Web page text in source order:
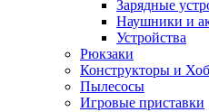
Зарядные
Наушники и
Устройства
Рюкзаки
Конструкторы и
Пылесосы
Игровые приставки